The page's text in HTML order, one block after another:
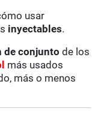
usar
inyectables.
de conjunto de los
más usados
más o menos